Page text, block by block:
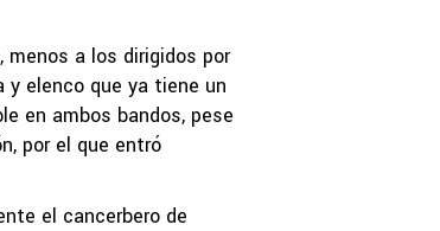
menos a los dirigidos por
y elenco que ya tiene un
en ambos bandos, pese
por el que entró
el cancerbero de